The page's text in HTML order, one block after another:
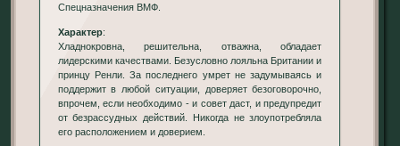
Спецназначения ВМФ.
Характер:
Хладнокровна, решительна, отважна, обладает
лидерскими качествами. Безусловно лояльна Британии и
принцу Ренли. За последнего умрет не задумываясь и
поддержит в любой ситуации, доверяет безоговорочно,
впрочем, если необходимо - и совет даст, и предупредит
от безрассудных действий. Никогда не злоупотребляла
его расположением и доверием.